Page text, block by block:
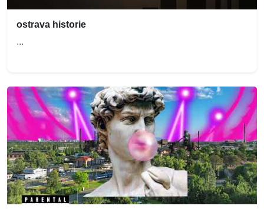
ostrava historie
...